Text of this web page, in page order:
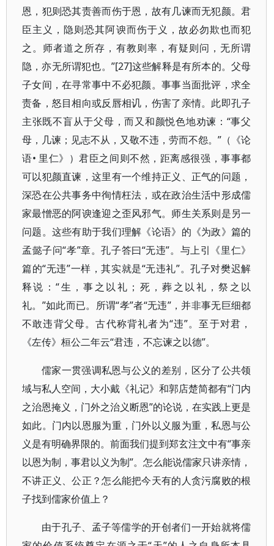
恩，犯则恐其责善而伤于恩，故有几谏而无犯颜。君
臣主义，隐则恐其阿谀而伤于义，故必勿欺也而犯
之。师者道之所存，有教则率，有疑则问，无所谓
隐，亦无所谓犯也。”[27]这些解释是有所本的。父母
子女间，在寻常事中不必犯颜。事事当面批评，求全
责备，怒目相向或反唇相讥，伤害了亲情。此即孔子
主张既不盲从于父母，而又和颜悦色地劝谏：“事父
母，几谏；见志不从，又敬不违，劳而不怨。”（《论
语• 里仁》）君臣之间则不然，距离感很强，事事都
可以犯颜直谏，这里有一个维持正义、正气的问题，
深恐在公共事务中徇情枉法，或在政治生活中形成儒
家最憎恶的阿谀逢迎之歪风邪气。师生关系则是另一
问题。这些有助于我们理解《论语》的《为政》篇的
孟懿子问“孝”章。孔子答曰“无违”。与上引《里仁》
篇的“无违”一样，其实就是“无违礼”。孔子对樊迟解
释说：“生，事之以礼；死，葬之以礼，祭之以
礼。”如此而已。所谓“孝”者“无违”，并非事无巨细都
不敢违背父母。古代称背礼者为“违”。至于对君，
《左传》桓公二年云“君违，不忘谏之以德”。
儒家一贯强调私恩与公义的差别，区分了公共领
域与私人空间，大小戴《礼记》和郭店楚简都有“门内
之治恩掩义，门外之治义断恩”的论说，在实践上更是
如此。门内以恩服为重，门外以义服为重，私恩与公
义是有明确界限的。前面我们提到郑玄注文中有“事亲
以恩为制，事君以义为制”。怎么能说儒家只讲亲情，
不讲正义、公正？怎么能把今天有的人贪污腐败的根
子找到儒家价值上？
由于孔子、孟子等儒学的开创者们一开始就将儒